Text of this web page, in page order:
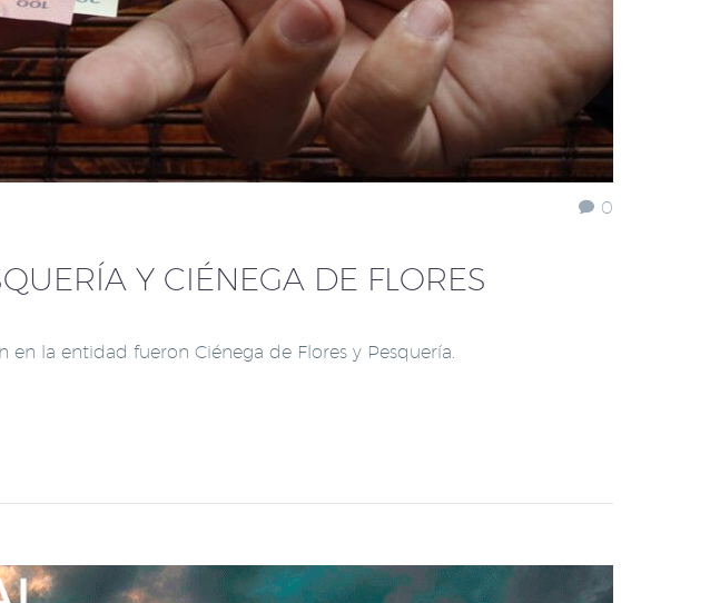
0
Y CIÉNEGA DE FLORES
la entidad fueron Ciénega de Flores y Pesquería.